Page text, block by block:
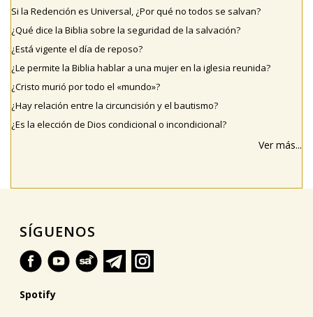
Si la Redención es Universal, ¿Por qué no todos se salvan?
¿Qué dice la Biblia sobre la seguridad de la salvación?
¿Está vigente el día de reposo?
¿Le permite la Biblia hablar a una mujer en la iglesia reunida?
¿Cristo murió por todo el «mundo»?
¿Hay relación entre la circuncisión y el bautismo?
¿Es la elección de Dios condicional o incondicional?
Ver más...
SÍGUENOS
Spotify